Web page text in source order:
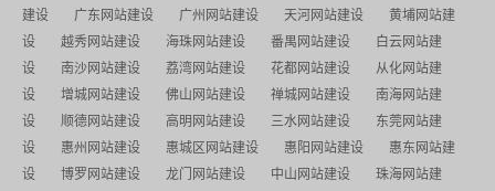
建设
广东网站建设 广州网站建设 天河网站建设
黄埔网站建
设
越秀网站建设 海珠网站建设 番禺网站建设
白云网站建
设
南沙网站建设 荔湾网站建设 花都网站建设
从化网站建
设
增城网站建设 佛山网站建设 禅城网站建设
南海网站建
设
顺德网站建设 高明网站建设 三水网站建设
东莞网站建
设
惠州网站建设 惠城区网站建设 惠阳网站建设
惠东网站建
设
博罗网站建设 龙门网站建设 中山网站建设
珠海网站建